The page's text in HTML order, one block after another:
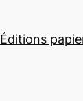
Éditions